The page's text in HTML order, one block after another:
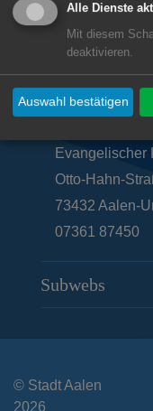
Unsere
Evangelischer
Otto-Hahn-
73432 Aalen-
07361 87450
Subwebs
© Stadt Aalen
2026
Alle Dienste
Mit diesem
deaktivieren.
Auswahl bestätigen